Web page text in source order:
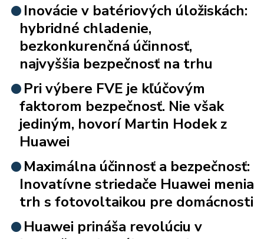
Inovácie v batériových úložiskách:
hybridné chladenie,
bezkonkurenčná účinnosť,
najvyššia bezpečnosť na trhu
Pri výbere FVE je kľúčovým
faktorom bezpečnosť. Nie však
jediným, hovorí Martin Hodek z
Huawei
Maximálna účinnosť a bezpečnosť:
Inovatívne striedače Huawei menia
trh s fotovoltaikou pre domácnosti
Huawei prináša revolúciu v